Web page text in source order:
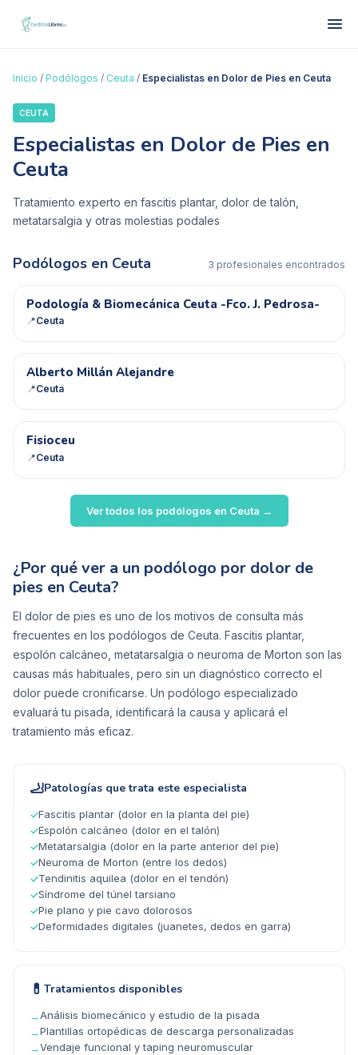
Inicio / Podólogos / Ceuta / Especialistas en Dolor de Pies en Ceuta
CEUTA
Especialistas en Dolor de Pies en
Ceuta
Tratamiento experto en fascitis plantar, dolor de talón,
metatarsalgia y otras molestias podales
Podólogos en Ceuta 3 profesionales encontrados
P&
Podología & Biomecánica Ceuta -Fco. J. Pedrosa-
📍Ceuta
AM
Alberto Millán Alejandre
📍Ceuta
FFisioceu
📍Ceuta
Ver todos los podólogos en Ceuta →
¿Por qué ver a un podólogo por dolor de
pies en Ceuta?
El dolor de pies es uno de los motivos de consulta más
frecuentes en los podólogos de Ceuta. Fascitis plantar,
espolón calcáneo, metatarsalgia o neuroma de Morton son las
causas más habituales, pero sin un diagnóstico correcto el
dolor puede cronificarse. Un podólogo especializado
evaluará tu pisada, identificará la causa y aplicará el
tratamiento más eficaz.
🦶Patologías que trata este especialista
✓Fascitis plantar (dolor en la planta del pie)
✓Espolón calcáneo (dolor en el talón)
✓Metatarsalgia (dolor en la parte anterior del pie)
✓Neuroma de Morton (entre los dedos)
✓Tendinitis aquilea (dolor en el tendón)
✓Síndrome del túnel tarsiano
✓Pie plano y pie cavo dolorosos
✓Deformidades digitales (juanetes, dedos en garra)
💊 Tratamientos disponibles
→Análisis biomecánico y estudio de la pisada
→Plantillas ortopédicas de descarga personalizadas
→Vendaje funcional y taping neuromuscular